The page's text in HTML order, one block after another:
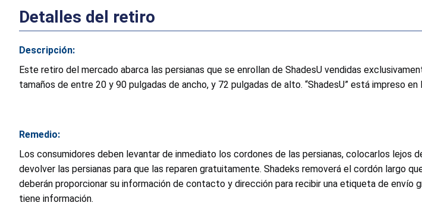
Detalles del retiro
Descripción:
Este retiro del mercado abarca las persianas que se enrollan de ShadesU vendidas
tamaños de entre 20 y 90 pulgadas de ancho, y 72 pulgadas de alto. “ShadesU” está impreso
Remedio:
Los consumidores deben levantar de inmediato los cordones de las persianas, colocarlos
devolver las persianas para que las reparen gratuitamente. Shadeks removerá el cordón largo
deberán proporcionar su información de contacto y dirección para recibir una etiqueta de
tiene información.